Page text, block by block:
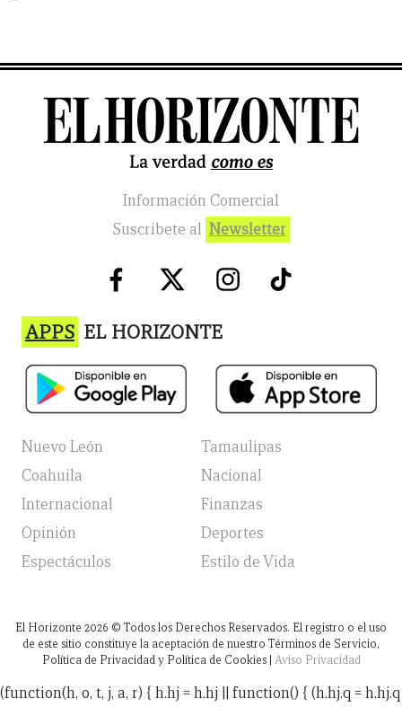
Información Comercial
Suscribete al Newsletter
APPS EL HORIZONTE
Nuevo León
Tamaulipas
Coahuila
Nacional
Internacional
Finanzas
Opinión
Deportes
Espectáculos
Estilo de Vida
El Horizonte 2026 © Todos los Derechos Reservados. El registro o el uso
de este sitio constituye la aceptación de nuestro Términos de Servicio,
Política de Privacidad y Política de Cookies | Aviso Privacidad
(function(h, o, t, j, a, r) { h.hj = h.hj || function() { (h.hj.q = h.hj.q